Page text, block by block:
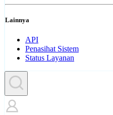
Lainnya
API
Penasihat Sistem
Status Layanan